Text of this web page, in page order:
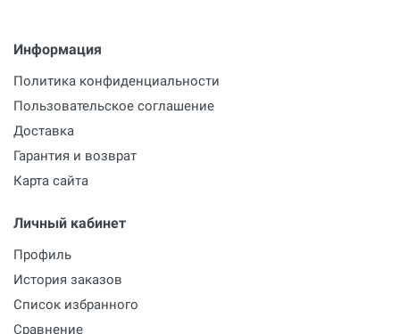
Информация
Политика конфиденциальности
Пользовательское соглашение
Доставка
Гарантия и возврат
Карта сайта
Личный кабинет
Профиль
История заказов
Список избранного
Сравнение